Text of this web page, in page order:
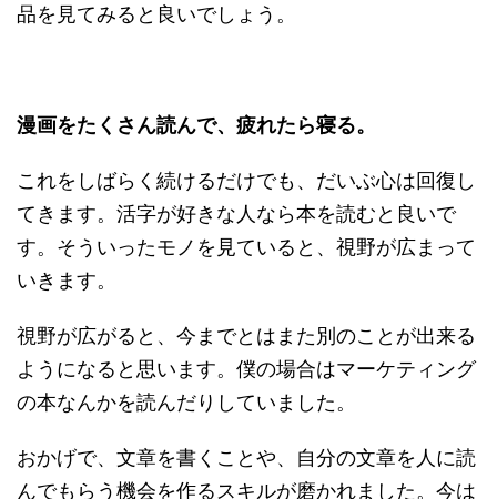
品を見てみると良いでしょう。
漫画をたくさん読んで、疲れたら寝る。
これをしばらく続けるだけでも、だいぶ心は回復し
てきます。活字が好きな人なら本を読むと良いで
す。そういったモノを見ていると、視野が広まって
いきます。
視野が広がると、今までとはまた別のことが出来る
ようになると思います。僕の場合はマーケティング
の本なんかを読んだりしていました。
おかげで、文章を書くことや、自分の文章を人に読
んでもらう機会を作るスキルが磨かれました。今は